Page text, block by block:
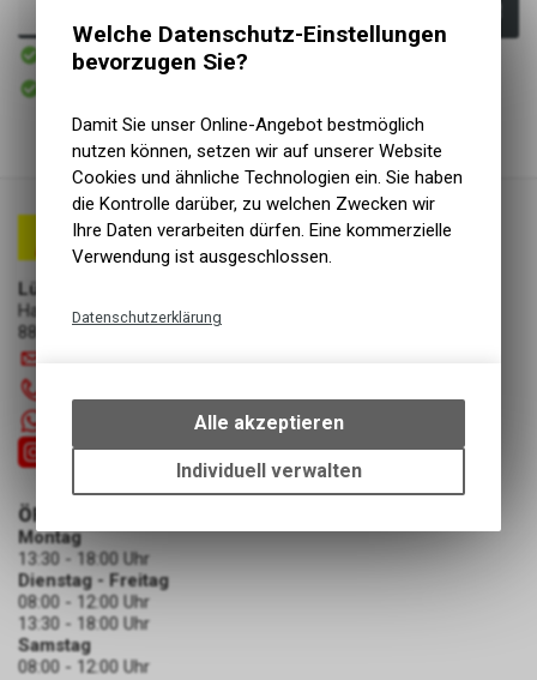
Sofort verfügbar
Versand
Lüscher Motor- & Bike World
Hauptstrasse 29a
8867 Niederurnen
ÖFFNUNGSZEITEN
Montag
13:30 - 18:00 Uhr
Dienstag - Freitag
08:00 - 12:00 Uhr
13:30 - 18:00 Uhr
Samstag
08:00 - 12:00 Uhr
Welche Datenschutz-Einstellungen
bevorzugen Sie?
Damit Sie unser Online-Angebot bestmöglich
nutzen können, setzen wir auf unserer Website
Cookies und ähnliche Technologien ein. Sie haben
die Kontrolle darüber, zu welchen Zwecken wir
Ihre Daten verarbeiten dürfen. Eine kommerzielle
Verwendung ist ausgeschlossen.
Datenschutzerklärung
bestimmte Interaktionen und
Einstellungen auf Ihrem Gerät,
um die grundlegenden
Funktionen unseres Online-
Alle akzeptieren
Individuell verwalten